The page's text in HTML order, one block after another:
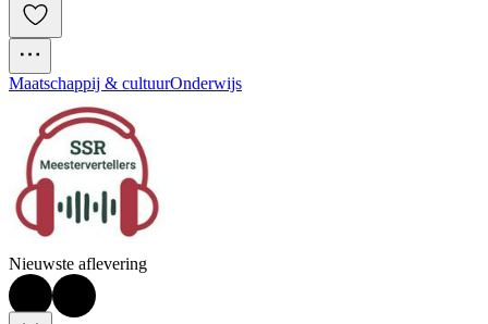
Maatschappij & cultuurOnderwijs
Nieuwste aflevering